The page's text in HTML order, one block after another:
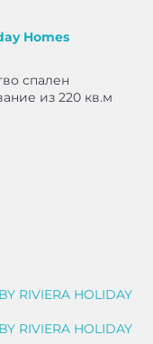
Homes
спален
из 220 кв.м